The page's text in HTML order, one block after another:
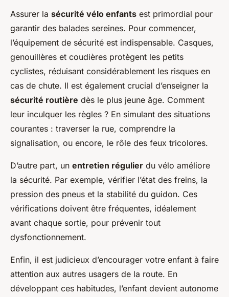
Assurer la sécurité vélo enfants est primordial pour
garantir des balades sereines. Pour commencer,
l’équipement de sécurité est indispensable. Casques,
genouillères et coudières protègent les petits
cyclistes, réduisant considérablement les risques en
cas de chute. Il est également crucial d’enseigner la
sécurité routière dès le plus jeune âge. Comment
leur inculquer les règles ? En simulant des situations
courantes : traverser la rue, comprendre la
signalisation, ou encore, le rôle des feux tricolores.
D’autre part, un entretien régulier du vélo améliore
la sécurité. Par exemple, vérifier l’état des freins, la
pression des pneus et la stabilité du guidon. Ces
vérifications doivent être fréquentes, idéalement
avant chaque sortie, pour prévenir tout
dysfonctionnement.
Enfin, il est judicieux d’encourager votre enfant à faire
attention aux autres usagers de la route. En
développant ces habitudes, l’enfant devient autonome